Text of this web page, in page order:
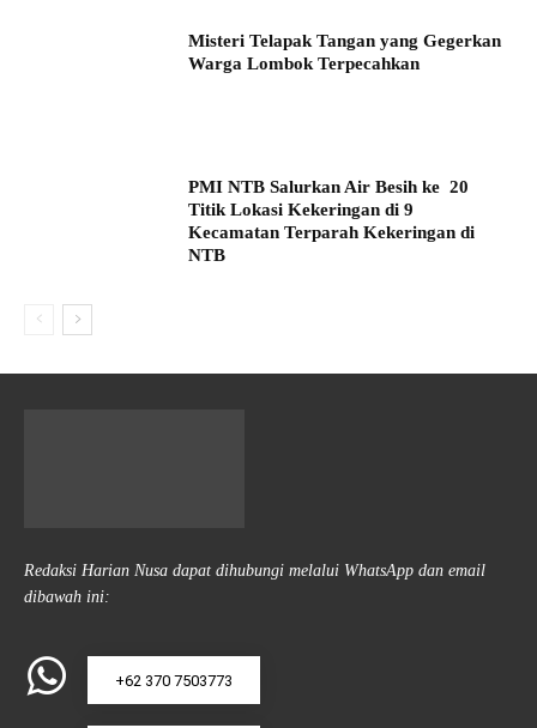
Misteri Telapak Tangan yang Gegerkan
Warga Lombok Terpecahkan
PMI NTB Salurkan Air Besih ke 20
Titik Lokasi Kekeringan di 9
Kecamatan Terparah Kekeringan di
NTB
Redaksi Harian Nusa dapat dihubungi melalui WhatsApp dan email
dibawah ini:
+62 370 7503773